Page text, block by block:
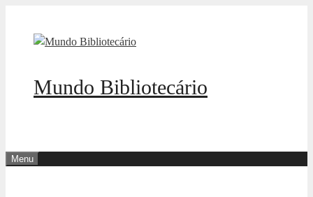
Mundo Bibliotecário
Menu